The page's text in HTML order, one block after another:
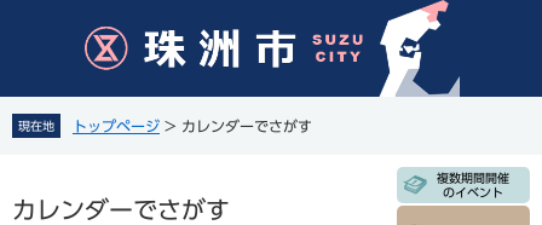
先
頭
。
を
飛
て
現在地 トップページ > カレンダーでさがす
文
カレンダーでさがす
複数期間開催
のイベント